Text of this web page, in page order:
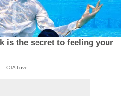
is the secret to feeling your
CTA Love